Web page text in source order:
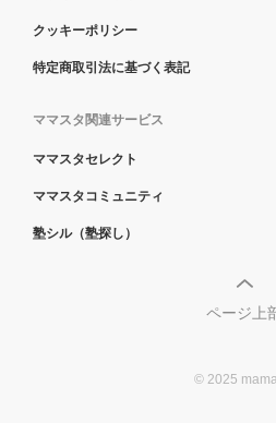
クッキーポリシー
特定商取引法に基づく表記
ママスタ関連サービス
ママスタセレクト
ママスタコミュニティ
塾シル（塾探し）
ページ上
© 2025